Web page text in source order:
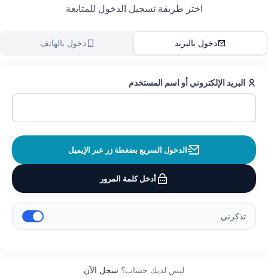
اختر طريقة تسجيل الدخول للمتابعة
دخول بالبريد دخول بالهاتف
البريد الإلكتروني أو اسم المستخدم
الدخول السريع بضغطة زر عبر الإيميل
أدخل كلمة المرور
تذكرني
ليس لديك حساب؟ سجل الآن